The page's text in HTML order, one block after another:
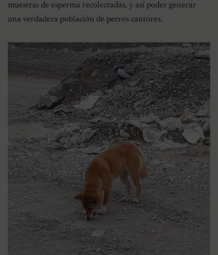
muestras de esperma recolectadas, y así poder generar
una verdadera población de perros cantores.